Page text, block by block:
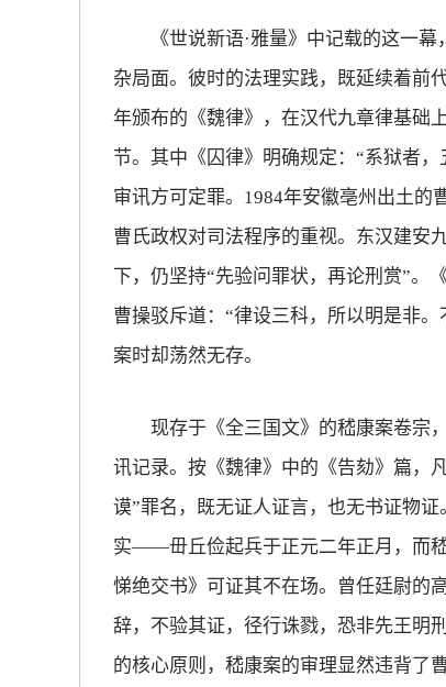
《世说新语·雅量》中记载的这一幕
杂局面。彼时的法理实践，既延续着前
年颁布的《魏律》，在汉代九章律基础
节。其中《囚律》明确规定：“系狱者
审讯方可定罪。1984年安徽亳州出土的
曹氏政权对司法程序的重视。东汉建安
下，仍坚持“先验问罪状，再论刑赏”。
曹操驳斥道：“律设三科，所以明是非
案时却荡然无存。
现存于《全三国文》的嵇康案卷宗，
讯记录。按《魏律》中的《告劾》篇，
谟”罪名，既无证人证言，也无书证物
实——毌丘俭起兵于正元二年正月，而
悌绝交书》可证其不在场。曾任廷尉的
辞，不验其证，径行诛戮，恐非先王明
的核心原则，嵇康案的审理显然违背了